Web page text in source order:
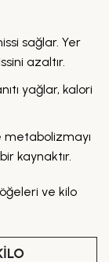
sağlar. Yer
azaltır.
yağlar, kalori
kaynaktır.
ve kilo